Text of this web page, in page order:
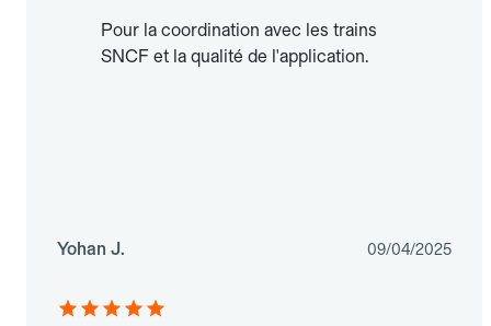
Pour la coordination avec les trains
SNCF et la qualité de l'application.
Yohan J. 09/04/2025